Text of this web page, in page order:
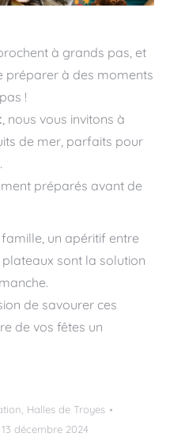
à grands pas, et
préparer à des moments
!
, nous vous invitons à
de mer, parfaits pour
préparés avant de
un apéritif entre
sont la solution
de savourer ces
de vos fêtes un
Halles de Troyes
13 décembre 2024